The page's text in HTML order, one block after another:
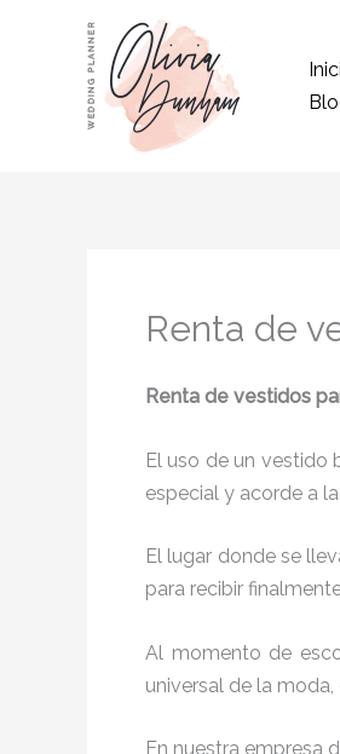
contenido
Renta de
Renta de vestidos
El uso de un vestido
especial y acorde a
El lugar donde se
para recibir
Al momento de
universal de la
En nuestra empresa